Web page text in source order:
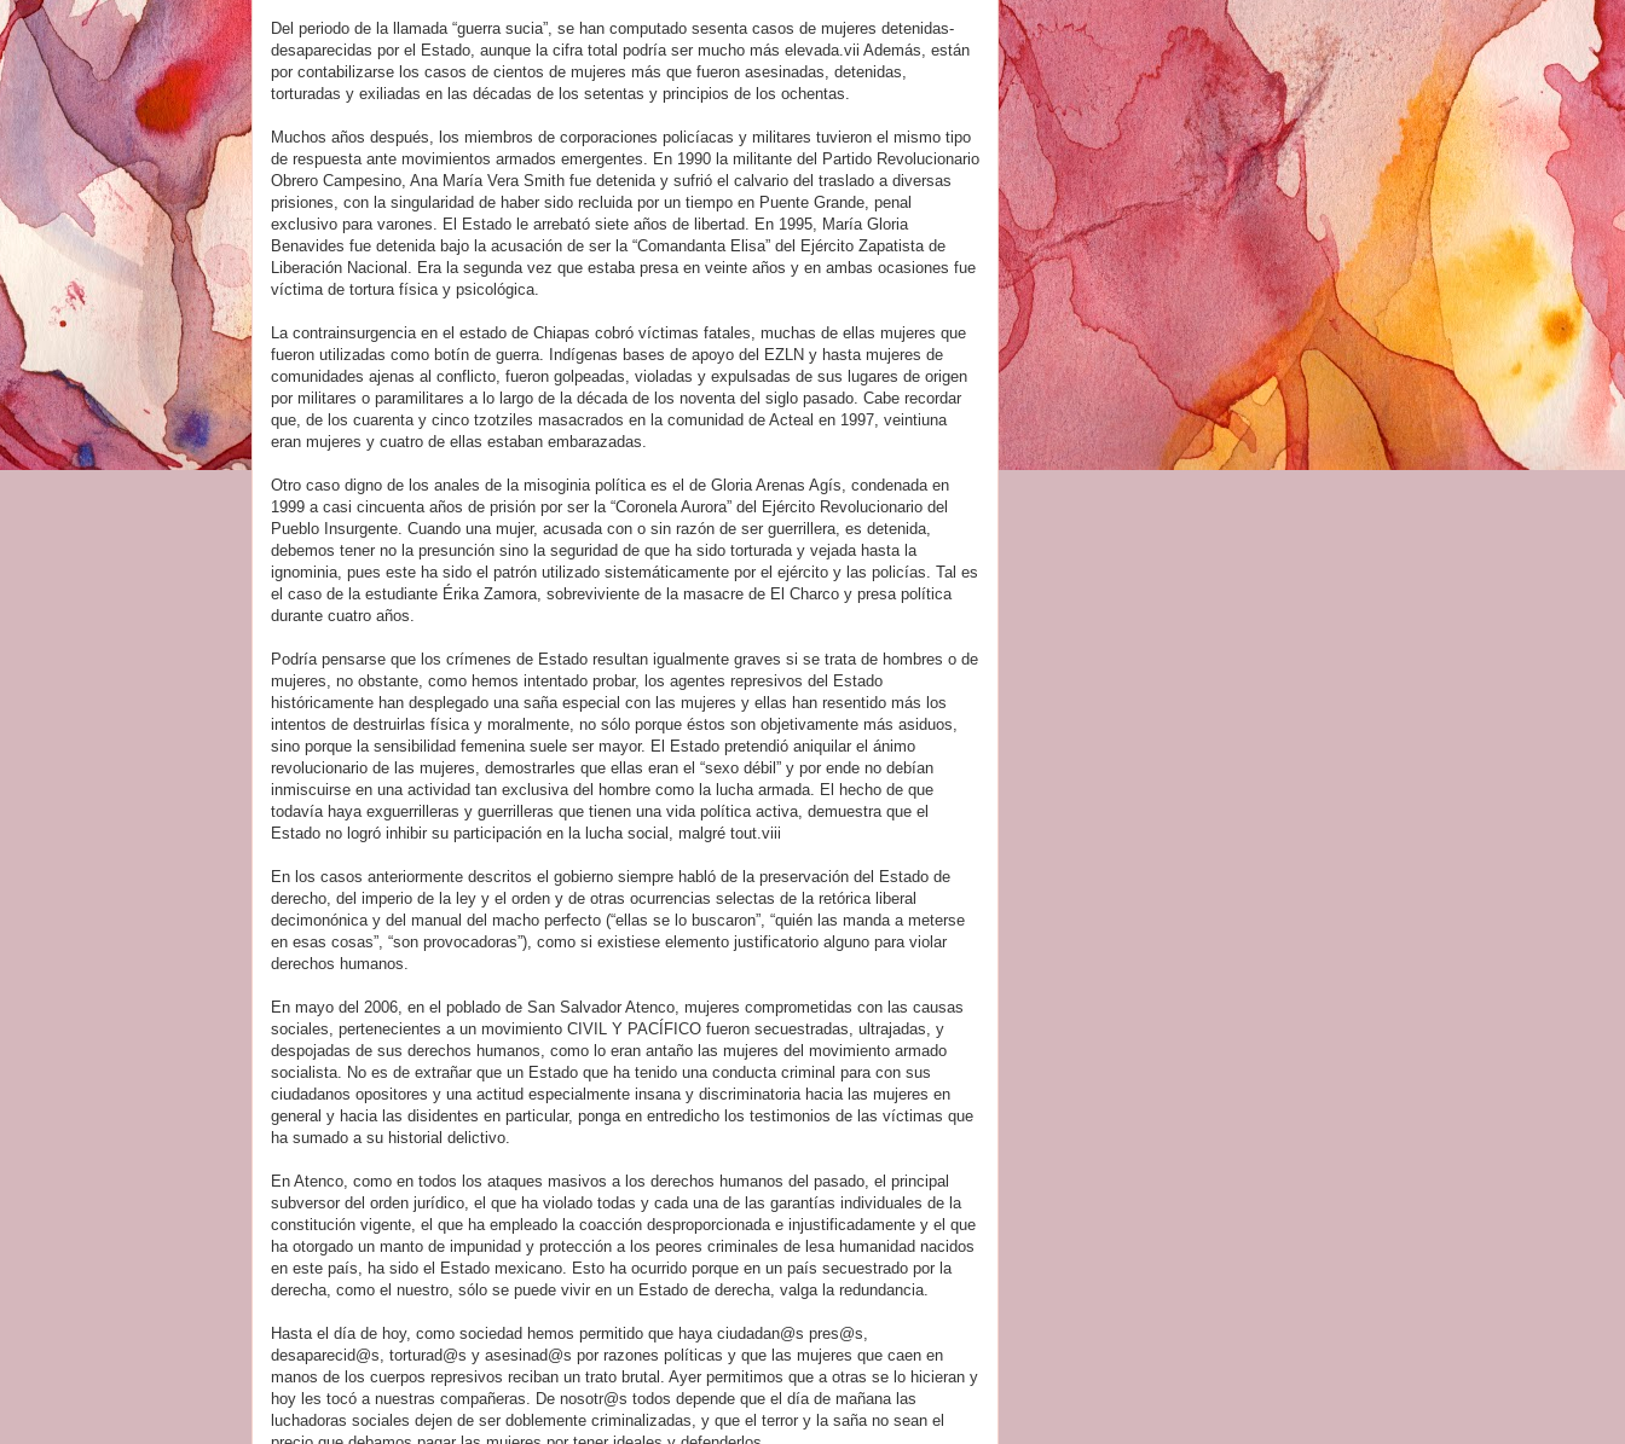
Del periodo de la llamada “guerra sucia”, se han computado sesenta casos de mujeres detenidas-
desaparecidas por el Estado, aunque la cifra total podría ser mucho más elevada.vii Además, están
por contabilizarse los casos de cientos de mujeres más que fueron asesinadas, detenidas,
torturadas y exiliadas en las décadas de los setentas y principios de los ochentas.
Muchos años después, los miembros de corporaciones policíacas y militares tuvieron el mismo tipo
de respuesta ante movimientos armados emergentes. En 1990 la militante del Partido Revolucionario
Obrero Campesino, Ana María Vera Smith fue detenida y sufrió el calvario del traslado a diversas
prisiones, con la singularidad de haber sido recluida por un tiempo en Puente Grande, penal
exclusivo para varones. El Estado le arrebató siete años de libertad. En 1995, María Gloria
Benavides fue detenida bajo la acusación de ser la “Comandanta Elisa” del Ejército Zapatista de
Liberación Nacional. Era la segunda vez que estaba presa en veinte años y en ambas ocasiones fue
víctima de tortura física y psicológica.
La contrainsurgencia en el estado de Chiapas cobró víctimas fatales, muchas de ellas mujeres que
fueron utilizadas como botín de guerra. Indígenas bases de apoyo del EZLN y hasta mujeres de
comunidades ajenas al conflicto, fueron golpeadas, violadas y expulsadas de sus lugares de origen
por militares o paramilitares a lo largo de la década de los noventa del siglo pasado. Cabe recordar
que, de los cuarenta y cinco tzotziles masacrados en la comunidad de Acteal en 1997, veintiuna
eran mujeres y cuatro de ellas estaban embarazadas.
Otro caso digno de los anales de la misoginia política es el de Gloria Arenas Agís, condenada en
1999 a casi cincuenta años de prisión por ser la “Coronela Aurora” del Ejército Revolucionario del
Pueblo Insurgente. Cuando una mujer, acusada con o sin razón de ser guerrillera, es detenida,
debemos tener no la presunción sino la seguridad de que ha sido torturada y vejada hasta la
ignominia, pues este ha sido el patrón utilizado sistemáticamente por el ejército y las policías. Tal es
el caso de la estudiante Érika Zamora, sobreviviente de la masacre de El Charco y presa política
durante cuatro años.
Podría pensarse que los crímenes de Estado resultan igualmente graves si se trata de hombres o de
mujeres, no obstante, como hemos intentado probar, los agentes represivos del Estado
históricamente han desplegado una saña especial con las mujeres y ellas han resentido más los
intentos de destruirlas física y moralmente, no sólo porque éstos son objetivamente más asiduos,
sino porque la sensibilidad femenina suele ser mayor. El Estado pretendió aniquilar el ánimo
revolucionario de las mujeres, demostrarles que ellas eran el “sexo débil” y por ende no debían
inmiscuirse en una actividad tan exclusiva del hombre como la lucha armada. El hecho de que
todavía haya exguerrilleras y guerrilleras que tienen una vida política activa, demuestra que el
Estado no logró inhibir su participación en la lucha social, malgré tout.viii
En los casos anteriormente descritos el gobierno siempre habló de la preservación del Estado de
derecho, del imperio de la ley y el orden y de otras ocurrencias selectas de la retórica liberal
decimonónica y del manual del macho perfecto (“ellas se lo buscaron”, “quién las manda a meterse
en esas cosas”, “son provocadoras”), como si existiese elemento justificatorio alguno para violar
derechos humanos.
En mayo del 2006, en el poblado de San Salvador Atenco, mujeres comprometidas con las causas
sociales, pertenecientes a un movimiento CIVIL Y PACÍFICO fueron secuestradas, ultrajadas, y
despojadas de sus derechos humanos, como lo eran antaño las mujeres del movimiento armado
socialista. No es de extrañar que un Estado que ha tenido una conducta criminal para con sus
ciudadanos opositores y una actitud especialmente insana y discriminatoria hacia las mujeres en
general y hacia las disidentes en particular, ponga en entredicho los testimonios de las víctimas que
ha sumado a su historial delictivo.
En Atenco, como en todos los ataques masivos a los derechos humanos del pasado, el principal
subversor del orden jurídico, el que ha violado todas y cada una de las garantías individuales de la
constitución vigente, el que ha empleado la coacción desproporcionada e injustificadamente y el que
ha otorgado un manto de impunidad y protección a los peores criminales de lesa humanidad nacidos
en este país, ha sido el Estado mexicano. Esto ha ocurrido porque en un país secuestrado por la
derecha, como el nuestro, sólo se puede vivir en un Estado de derecha, valga la redundancia.
Hasta el día de hoy, como sociedad hemos permitido que haya ciudadan@s pres@s,
desaparecid@s, torturad@s y asesinad@s por razones políticas y que las mujeres que caen en
manos de los cuerpos represivos reciban un trato brutal. Ayer permitimos que a otras se lo hicieran y
hoy les tocó a nuestras compañeras. De nosotr@s todos depende que el día de mañana las
luchadoras sociales dejen de ser doblemente criminalizadas, y que el terror y la saña no sean el